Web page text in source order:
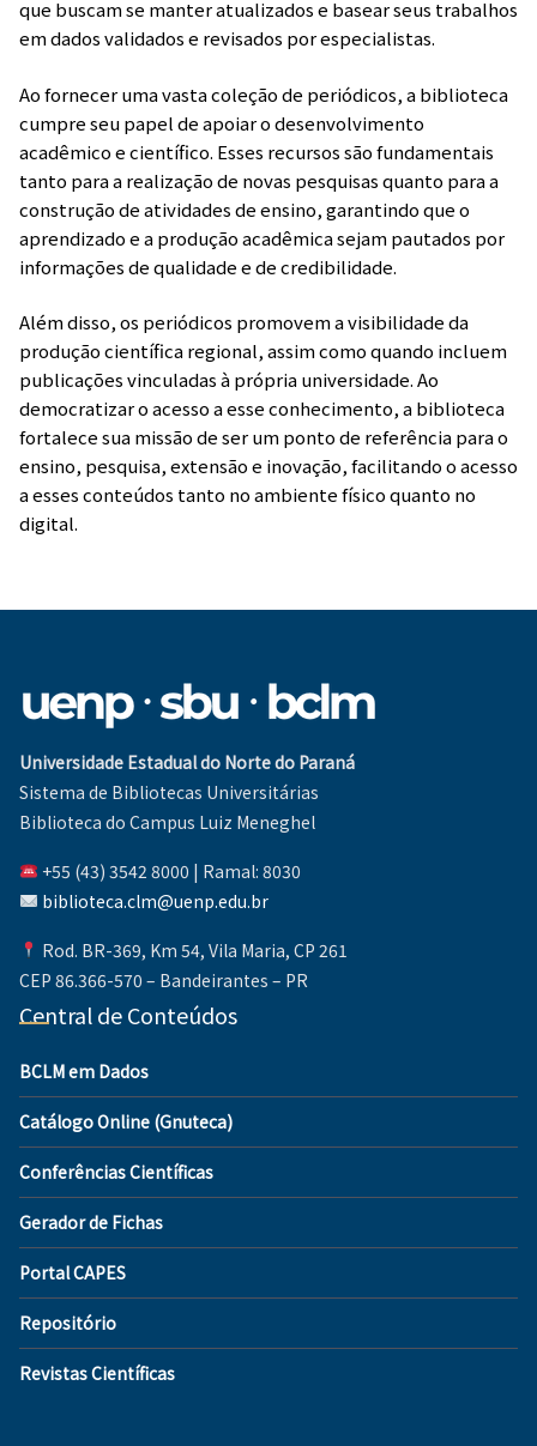
que buscam se manter atualizados e basear seus trabalhos
em dados validados e revisados por especialistas.
Ao fornecer uma vasta coleção de periódicos, a biblioteca
cumpre seu papel de apoiar o desenvolvimento
acadêmico e científico. Esses recursos são fundamentais
tanto para a realização de novas pesquisas quanto para a
construção de atividades de ensino, garantindo que o
aprendizado e a produção acadêmica sejam pautados por
informações de qualidade e de credibilidade.
Além disso, os periódicos promovem a visibilidade da
produção científica regional, assim como quando incluem
publicações vinculadas à própria universidade. Ao
democratizar o acesso a esse conhecimento, a biblioteca
fortalece sua missão de ser um ponto de referência para o
ensino, pesquisa, extensão e inovação, facilitando o acesso
a esses conteúdos tanto no ambiente físico quanto no
digital.
Universidade Estadual do Norte do Paraná
Sistema de Bibliotecas Universitárias
Biblioteca do Campus Luiz Meneghel
+55 (43) 3542 8000 | Ramal: 8030
biblioteca.clm@uenp.edu.br
Rod. BR-369, Km 54, Vila Maria, CP 261
CEP 86.366-570 – Bandeirantes – PR
Central de Conteúdos
BCLM em Dados
Catálogo Online (Gnuteca)
Conferências Científicas
Gerador de Fichas
Portal CAPES
Repositório
Revistas Científicas